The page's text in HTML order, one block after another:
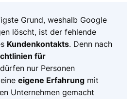
Grund, weshalb Google
löscht, ist der fehlende
Kundenkontakts. Denn nach
für
dürfen nur Personen
eigene Erfahrung mit
Unternehmen gemacht